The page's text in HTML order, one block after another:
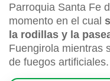
Parroquia Santa Fe
momento en el cual
la rodillas y la
Fuengirola mientras
de fuegos artificiales.